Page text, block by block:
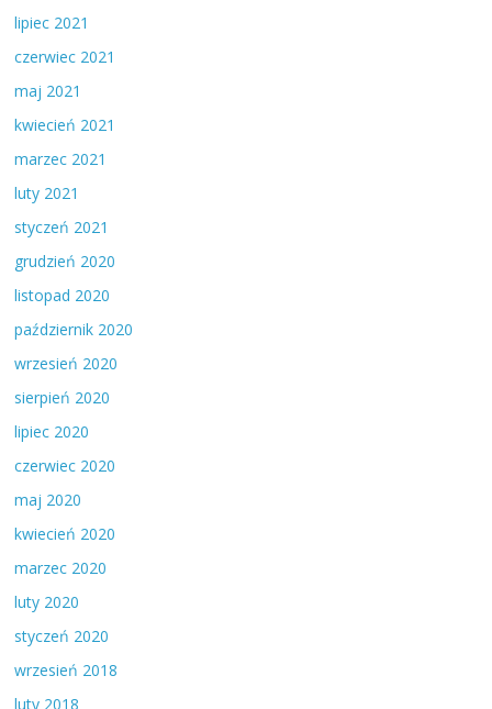
lipiec 2021
czerwiec 2021
maj 2021
kwiecień 2021
marzec 2021
luty 2021
styczeń 2021
grudzień 2020
listopad 2020
październik 2020
wrzesień 2020
sierpień 2020
lipiec 2020
czerwiec 2020
maj 2020
kwiecień 2020
marzec 2020
luty 2020
styczeń 2020
wrzesień 2018
luty 2018